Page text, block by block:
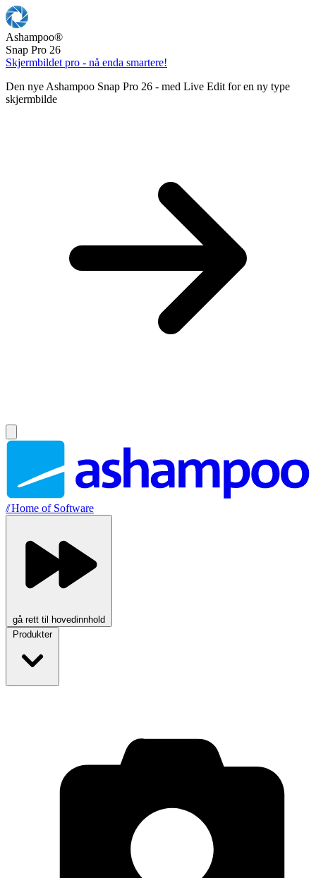
Ashampoo®
Snap Pro 26
Skjermbildet pro - nå enda smartere!
Den nye Ashampoo Snap Pro 26 - med Live Edit for en ny type
skjermbilde
//Home of Software
gå rett til hovedinnhold
Produkter